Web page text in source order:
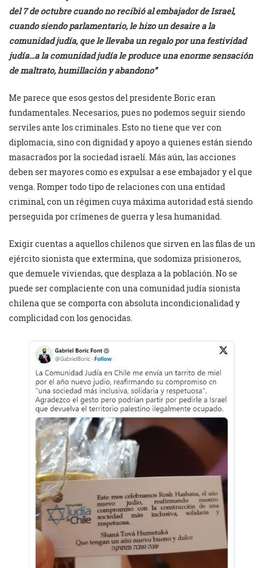
del 7 de octubre cuando no recibió al embajador de Israel,
cuando siendo parlamentario, le hizo un desaire a la
comunidad judía, que le llevaba un regalo por una festividad
judía…a la comunidad judía le produce una enorme sensación
de maltrato, humillación y abandono”
Me parece que esos gestos del presidente Boric eran
fundamentales. Necesarios, pues no podemos seguir siendo
serviles ante los criminales. Esto no tiene que ver con
diplomacia, sino con dignidad y apoyo a quienes están siendo
masacrados por la sociedad israelí. Más aún, las acciones
deben ser mayores como es expulsar a ese embajador y el que
venga. Romper todo tipo de relaciones con una entidad
criminal, con un régimen cuya máxima autoridad está siendo
perseguida por crímenes de guerra y lesa humanidad.
Exigir cuentas a aquellos chilenos que sirven en las filas de un
ejército sionista que extermina, que sodomiza prisioneros,
que demuele viviendas, que desplaza a la población. No se
puede ser complaciente con una comunidad judía sionista
chilena que se comporta con absoluta incondicionalidad y
complicidad con los genocidas.